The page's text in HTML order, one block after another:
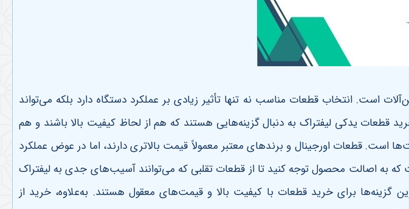
است. انتخاب قطعات مناسب نه تنها تأثیر زیادی بر عملکرد دستگاه دارد بلکه می‌تواند
قطعات یدکی لیفتراک به دنبال گزینه‌هایی هستند که هم از لحاظ کیفیت بالا باشند و هم
است. قطعات اورجینال و برندهای معتبر معمولاً قیمت بالاتری دارند، اما در عوض عملکرد
به اصالت محصول توجه کنید تا از قطعات تقلبی که می‌توانند آسیب‌های جدی به لیفتراک
گزینه‌ها برای خرید قطعات با کیفیت بالا و قیمت‌های معقول هستند. به‌علاوه، خرید از